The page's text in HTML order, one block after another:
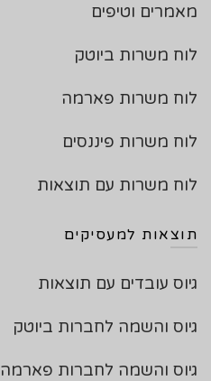
מאמרים וטיפים
לוח משרות ביוטק
לוח משרות פארמה
לוח משרות פיננסים
לוח משרות עם תוצאות
תוצאות למעסיקים
גיוס עובדים עם תוצאות
גיוס והשמה לחברות ביוטק
גיוס והשמה לחברות פארמה